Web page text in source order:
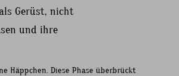
Gerüst, nicht
und ihre
Häppchen. Diese Phase überbrückt